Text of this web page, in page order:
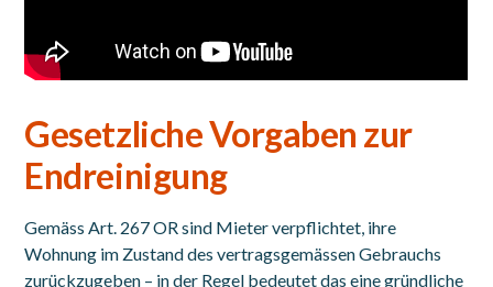
Gesetzliche Vorgaben zur
Endreinigung
Gemäss Art. 267 OR sind Mieter verpflichtet, ihre
Wohnung im Zustand des vertragsgemässen Gebrauchs
zurückzugeben – in der Regel bedeutet das eine gründliche